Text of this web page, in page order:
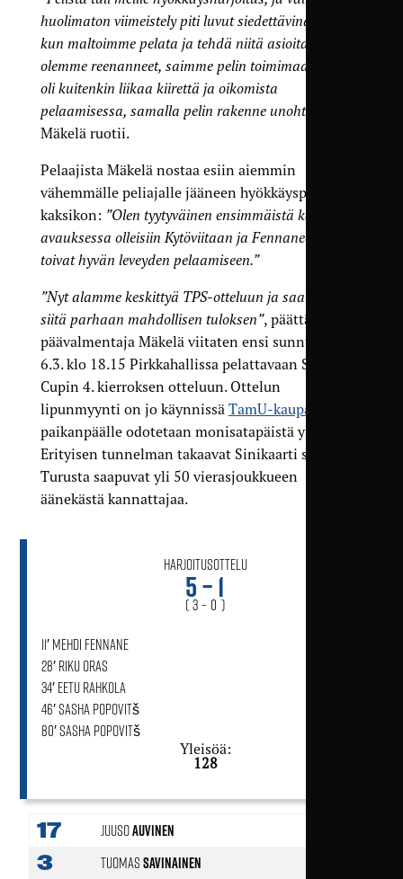
huolimaton viimeistely piti luvut siedettävinä. Heti
kun maltoimme pelata ja tehdä niitä asioita joita
olemme reenanneet, saimme pelin toimimaan. Meillä
oli kuitenkin liikaa kiirettä ja oikomista
pelaamisessa, samalla pelin rakenne unohtui”
Mäkelä ruotii.
Pelaajista Mäkelä nostaa esiin aiemmin
vähemmälle peliajalle jääneen hyökkäyspään
kaksikon: ”Olen tyytyväinen ensimmäistä kertaa
avauksessa olleisiin Kytöviitaan ja Fennaneen, jotka
toivat hyvän leveyden pelaamiseen.”
”Nyt alamme keskittyä TPS-otteluun ja saamaan
siitä parhaan mahdollisen tuloksen”, päättää
päävalmentaja Mäkelä viitaten ensi sunnuntaina
6.3. klo 18.15 Pirkkahallissa pelattavaan Suomen
Cupin 4. kierroksen otteluun. Ottelun
lipunmyynti on jo käynnissä TamU-kaupassa
paikanpäälle odotetaan monisatapäistä yleisöä.
Erityisen tunnelman takaavat Sinikaarti sekä
Turusta saapuvat yli 50 vierasjoukkueen
äänekästä kannattajaa.
Harjoitusottelu
5 – 1
( 3 – 0 )
11′ Mehdi Fennane
28′ Riku Oras
34′ Eetu Rahkola
46′ Sasha Popovitš
80′ Sasha Popovitš
Yleisöä:
128
17 JuusoAuvinen
3 TuomasSavinainen